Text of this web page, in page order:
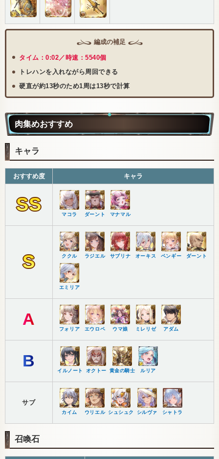
編成の補足
タイム：0:02／時速：5540個
トレハンを入れながら周回できる
硬直が約13秒のため1周は13秒で計算
肉集めおすすめ
キャラ
おすすめ度 キャラ
SS マコラ ダーント マナマル
S ククル ラジエル サブリナ オーキス ペンギー ダーント
エミリア
A
フォリア エウロペ ウマ娘 ミレリゼ アダム
B
イルノート オクトー 黄金の騎士 ルリア
サブ
カイム ウリエル シュシュク シルヴァ シャトラ
召喚石